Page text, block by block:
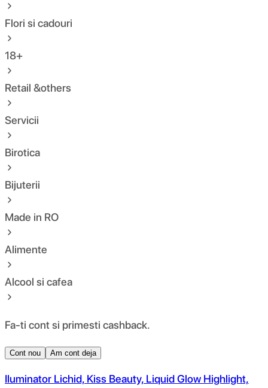
Flori si cadouri
18+
Retail &others
Servicii
Birotica
Bijuterii
Made in RO
Alimente
Alcool si cafea
Fa-ti cont si primesti cashback.
Cont nou Am cont deja
Iluminator Lichid, Kiss Beauty, Liquid Glow Highlight,